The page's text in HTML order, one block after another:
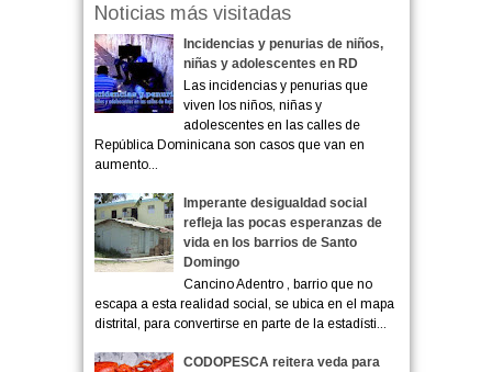
Noticias más visitadas
Incidencias y penurias de niños,
niñas y adolescentes en RD
Las incidencias y penurias que
viven los niños, niñas y
adolescentes en las calles de
República Dominicana son casos que van en
aumento...
Imperante desigualdad social
refleja las pocas esperanzas de
vida en los barrios de Santo
Domingo
Cancino Adentro , barrio que no
escapa a esta realidad social, se ubica en el mapa
distrital, para convertirse en parte de la estadísti...
CODOPESCA reitera veda para